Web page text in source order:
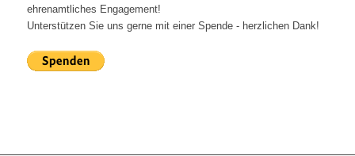
ehrenamtliches Engagement!
Unterstützen Sie uns gerne mit einer Spende - herzlichen Dank!